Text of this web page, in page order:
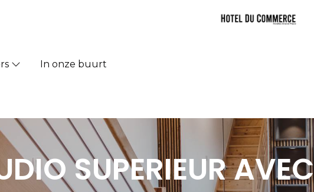
In onze buurt
SUPERIEUR